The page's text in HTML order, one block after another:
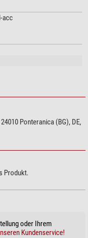
acc
Ponteranica (BG), DE,
Produkt.
oder Ihrem
Kundenservice!